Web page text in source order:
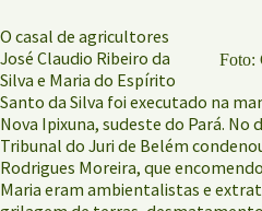
Foto:
O casal de agricultores
José Claudio Ribeiro da
Silva e Maria do Espírito
Santo da Silva foi executado na
Nova Ipixuna, sudeste do Pará. No
Tribunal do Juri de Belém
Rodrigues Moreira, que
Maria eram ambientalistas e